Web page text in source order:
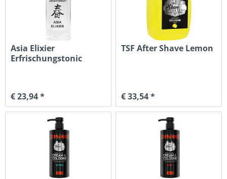
Asia Elixier
Erfrischungstonic
€ 23,94 *
TSF After Shave Lemon
€ 33,54 *